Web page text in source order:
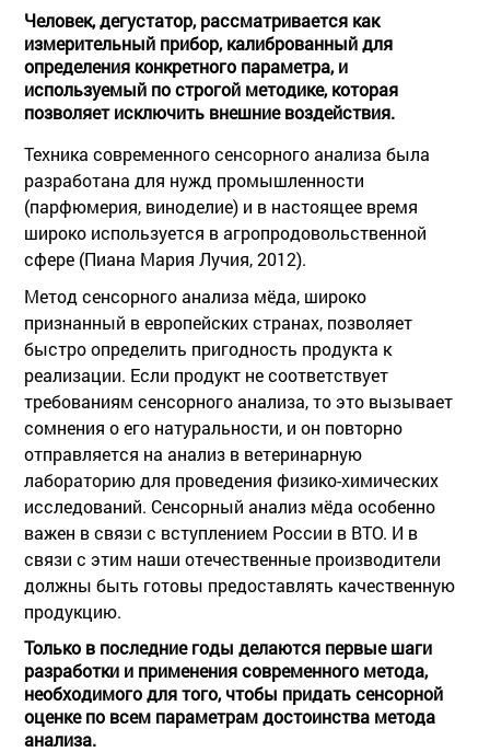
Человек, дегустатор, рассматривается как
измерительный прибор, калиброванный для
определения конкретного параметра, и
используемый по строгой методике, которая
позволяет исключить внешние воздействия.
Техника современного сенсорного анализа была
разработана для нужд промышленности
(парфюмерия, виноделие) и в настоящее время
широко используется в агропродовольственной
сфере (Пиана Мария Лучия, 2012).
Метод сенсорного анализа мёда, широко
признанный в европейских странах, позволяет
быстро определить пригодность продукта к
реализации. Если продукт не соответствует
требованиям сенсорного анализа, то это вызывает
сомнения о его натуральности, и он повторно
отправляется на анализ в ветеринарную
лабораторию для проведения физико-химических
исследований. Сенсорный анализ мёда особенно
важен в связи с вступлением России в ВТО. И в
связи с этим наши отечественные производители
должны быть готовы предоставлять качественную
продукцию.
Только в последние годы делаются первые шаги
разработки и применения современного метода,
необходимого для того, чтобы придать сенсорной
оценке по всем параметрам достоинства метода
анализа.